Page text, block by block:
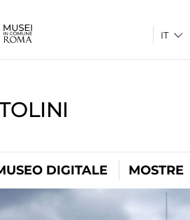
DIGITALE MOSTRE